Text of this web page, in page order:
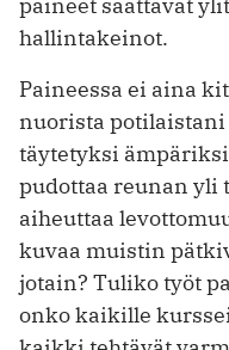
paineet saattavat
hallintakeinot.
Paineessa ei aina
nuorista
täytetyksi
pudottaa reunan yli
aiheuttaa
kuvaa muistin
jotain? Tuliko työt
onko kaikille